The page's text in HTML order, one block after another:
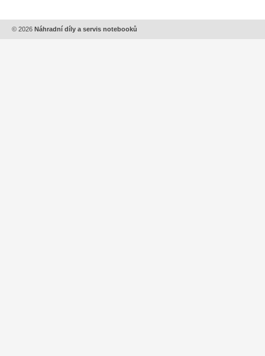
© 2026 Náhradní díly a servis notebooků